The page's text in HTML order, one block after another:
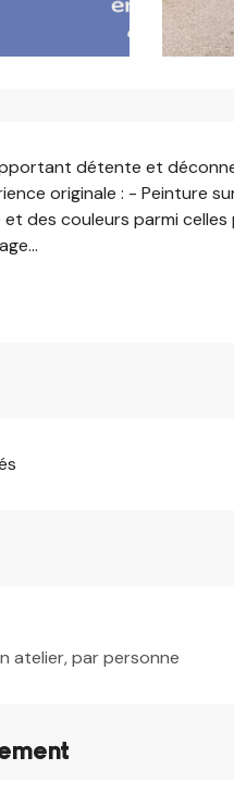
détente et
originale : - Peinture
des couleurs parmi
atelier, par personne